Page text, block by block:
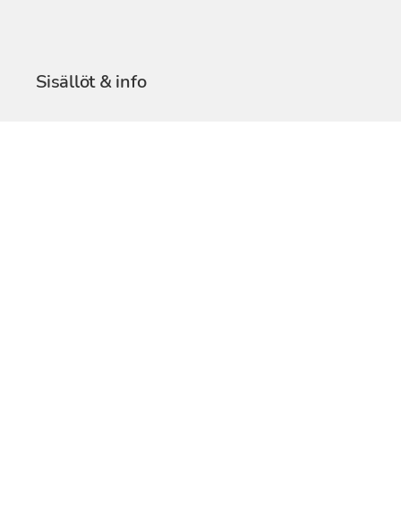
Sisällöt & info